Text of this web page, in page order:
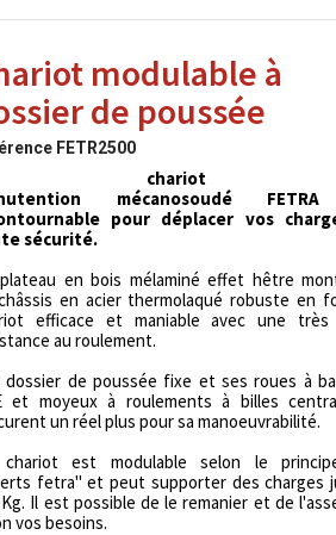
modulable à
de poussée
FETR2500
chariot
mécanosoudé FETRA
pour déplacer vos
sécurité.
en bois mélaminé effet hêtre
en acier thermolaqué robuste en
efficace et maniable avec une très
au roulement.
dossier de poussée fixe et ses roues à
et moyeux à roulements à billes
un réel plus pour sa manoeuvrabilité.
est modulable selon le
fetra" et peut supporter des charges
Il est possible de le remanier et de
vos besoins.